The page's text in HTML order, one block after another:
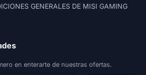
GENERALES DE MISI GAMING
en enterarte de nuestras ofertas.